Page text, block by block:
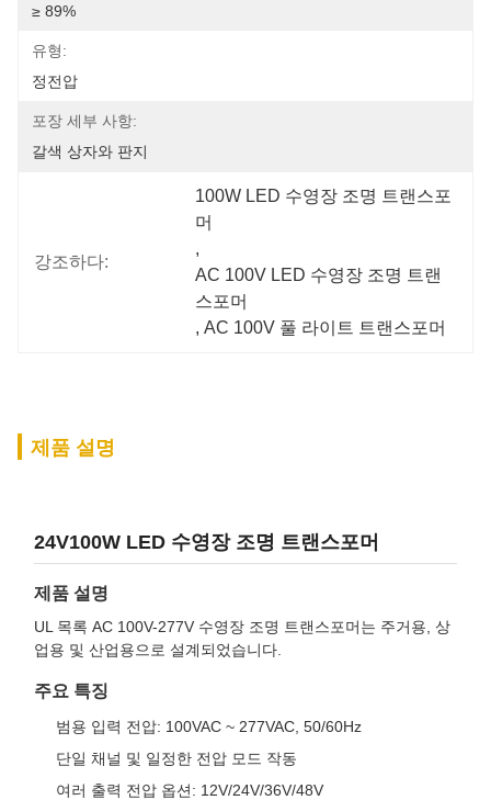
≥ 89%
유형:
정전압
포장 세부 사항:
갈색 상자와 판지
강조하다:
100W LED 수영장 조명 트랜스포
머
,
AC 100V LED 수영장 조명 트랜
스포머
, AC 100V 풀 라이트 트랜스포머
제품 설명
24V100W LED 수영장 조명 트랜스포머
제품 설명
UL 목록 AC 100V-277V 수영장 조명 트랜스포머는 주거용, 상
업용 및 산업용으로 설계되었습니다.
주요 특징
범용 입력 전압: 100VAC ~ 277VAC, 50/60Hz
단일 채널 및 일정한 전압 모드 작동
여러 출력 전압 옵션: 12V/24V/36V/48V